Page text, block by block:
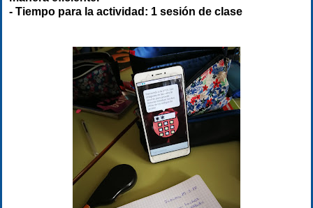
- Tiempo para la actividad: 1 sesión de clase